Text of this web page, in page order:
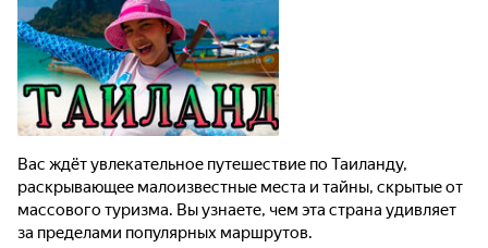
Вас ждёт увлекательное путешествие по Таиланду,
раскрывающее малоизвестные места и тайны, скрытые от
массового туризма. Вы узнаете, чем эта страна удивляет
за пределами популярных маршрутов.